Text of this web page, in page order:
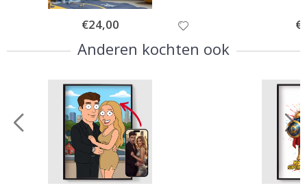
Special
Price
€24,00
Anderen kochten ook